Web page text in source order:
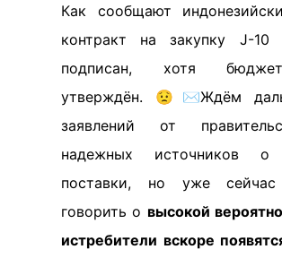
Как сообщают
контракт на закупку J-
подписан, хотя
утверждён. 😟✉️Ждём
заявлений от
надежных источников о
поставки, но уже
говорить о высокой
истребители вскоре